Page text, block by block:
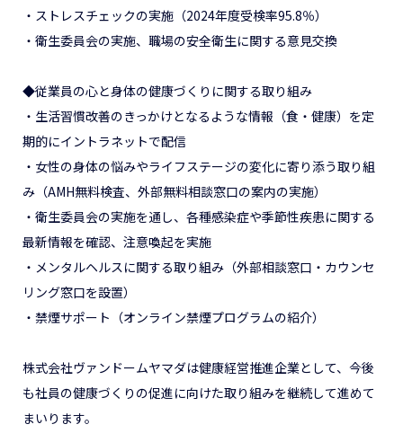
・ストレスチェックの実施（2024年度受検率95.8％）
・衛生委員会の実施、職場の安全衛生に関する意見交換
◆従業員の心と身体の健康づくりに関する取り組み
・生活習慣改善のきっかけとなるような情報（食・健康）を定
期的にイントラネットで配信
・女性の身体の悩みやライフステージの変化に寄り添う取り組
み（AMH無料検査、外部無料相談窓口の案内の実施）
・衛生委員会の実施を通し、各種感染症や季節性疾患に関する
最新情報を確認、注意喚起を実施
・メンタルヘルスに関する取り組み（外部相談窓口・カウンセ
リング窓口を設置）
・禁煙サポート（オンライン禁煙プログラムの紹介）
株式会社ヴァンドームヤマダは健康経営推進企業として、今後
も社員の健康づくりの促進に向けた取り組みを継続して進めて
まいります。